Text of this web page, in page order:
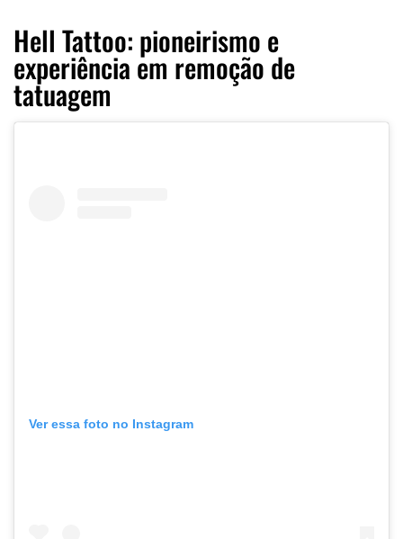
Hell Tattoo: pioneirismo e
experiência em remoção de
tatuagem
Ver essa foto no Instagram